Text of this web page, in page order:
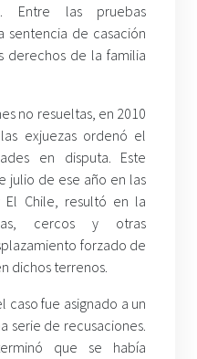
Entre las pruebas
sentencia de casación
derechos de la familia
no resueltas, en 2010
exjuezas ordenó el
en disputa. Este
julio de ese año en las
El Chile, resultó en la
cercos y otras
forzado de
dichos terrenos.
caso fue asignado a un
serie de recusaciones.
que se había